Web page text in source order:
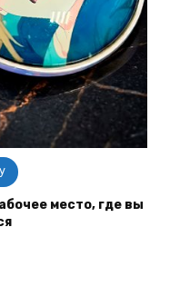
место, где вы